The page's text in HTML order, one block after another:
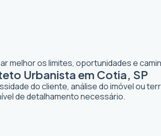
os limites, oportunidades e
Urbanista em Cotia, SP
do cliente, análise do imóvel ou
de detalhamento necessário.